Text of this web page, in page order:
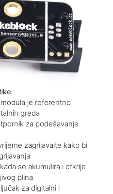
je referentno
greda
za podešavanje
zagrijavajte kako bi
se akumulira i otkrije
plina
za digitalni i